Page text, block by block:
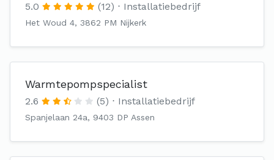
5.0 (12) Installatiebedrijf
Het Woud 4, 3862 PM Nijkerk
Warmtepompspecialist
2.6 (5) Installatiebedrijf
Spanjelaan 24a, 9403 DP Assen